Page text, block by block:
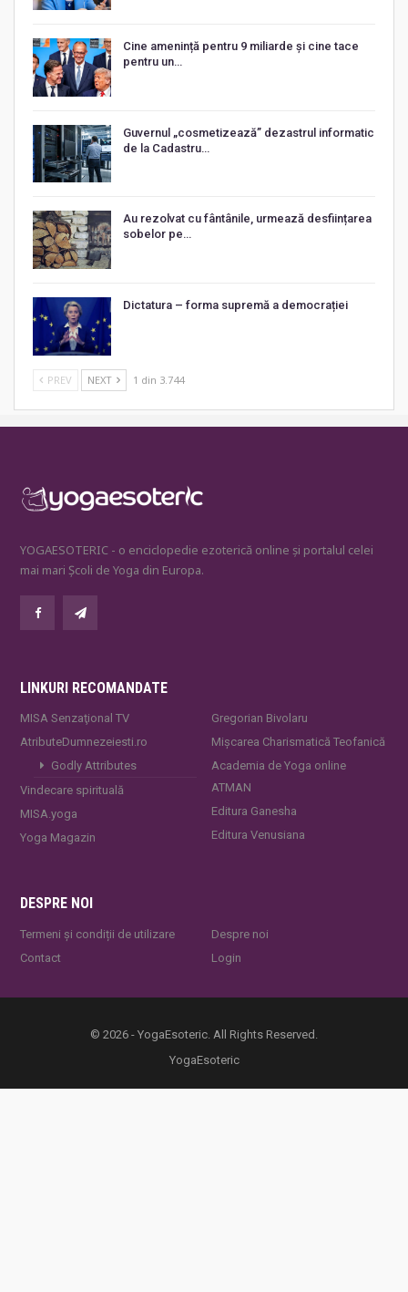
Cine amenință pentru 9 miliarde și cine tace
pentru un…
Guvernul „cosmetizează” dezastrul informatic
de la Cadastru…
Au rezolvat cu fântânile, urmează desființarea
sobelor pe…
Dictatura – forma supremă a democrației
PREV NEXT 1 din 3.744
YOGAESOTERIC - o enciclopedie ezoterică online și portalul celei
mai mari Școli de Yoga din Europa.
LINKURI RECOMANDATE
MISA Senzaţional TV
AtributeDumnezeiesti.ro
Godly Attributes
Vindecare spirituală
MISA.yoga
Yoga Magazin
Gregorian Bivolaru
Mișcarea Charismatică Teofanică
Academia de Yoga online
ATMAN
Editura Ganesha
Editura Venusiana
DESPRE NOI
Termeni și condiții de utilizare
Contact
Despre noi
Login
© 2026 - YogaEsoteric. All Rights Reserved.
YogaEsoteric